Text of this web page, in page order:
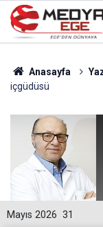
Anasayfa
içgüdüsü
31
Mayıs 2026